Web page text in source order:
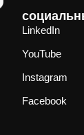
LinkedIn
YouTube
Instagram
Facebook